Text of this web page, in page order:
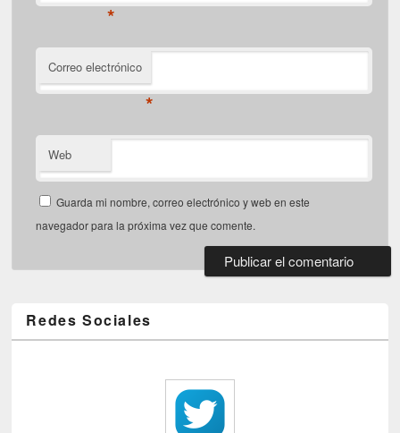
*
Correo electrónico
*
Web
Guarda mi nombre, correo electrónico y web en este
navegador para la próxima vez que comente.
Redes Sociales